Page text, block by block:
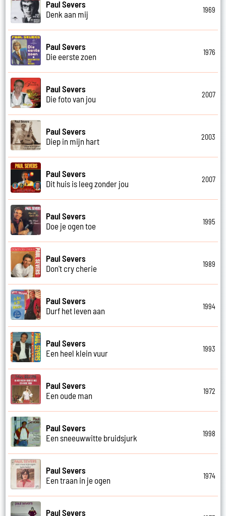
Paul Severs
Denk aan mij
1969
Paul Severs
Die eerste zoen
1976
Paul Severs
Die foto van jou
2007
Paul Severs
Diep in mijn hart
2003
Paul Severs
Dit huis is leeg zonder jou
2007
Paul Severs
Doe je ogen toe
1995
Paul Severs
Don't cry cherie
1989
Paul Severs
Durf het leven aan
1994
Paul Severs
Een heel klein vuur
1993
Paul Severs
Een oude man
1972
Paul Severs
Een sneeuwwitte bruidsjurk
1998
Paul Severs
Een traan in je ogen
1974
Paul Severs